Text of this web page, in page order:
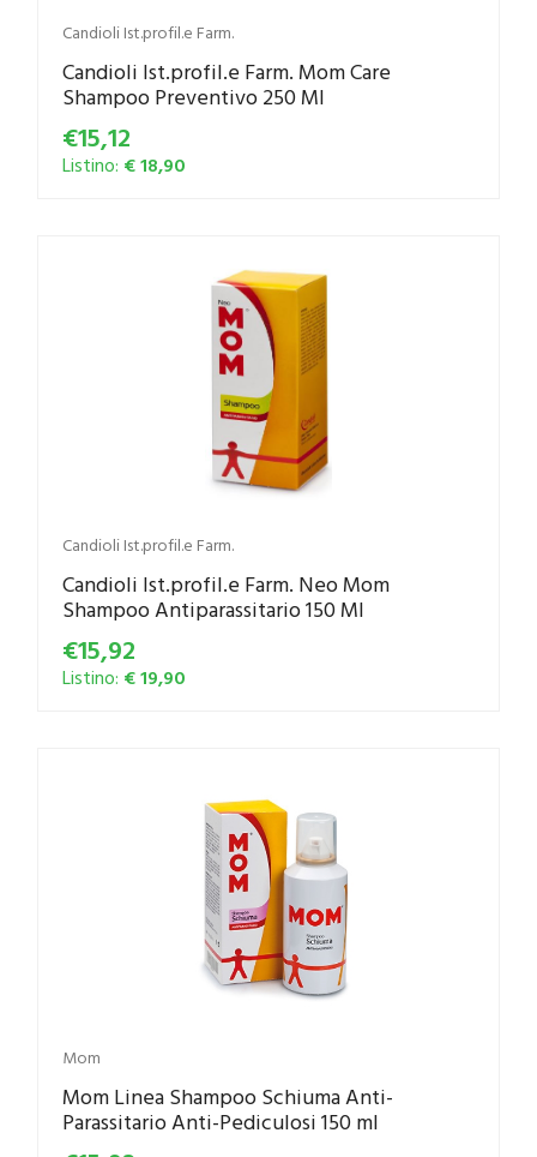
Candioli Ist.profil.e Farm.
Candioli Ist.profil.e Farm. Mom Care
Shampoo Preventivo 250 Ml
€15,12
Listino: € 18,90
Candioli Ist.profil.e Farm.
Candioli Ist.profil.e Farm. Neo Mom
Shampoo Antiparassitario 150 Ml
€15,92
Listino: € 19,90
Mom
Mom Linea Shampoo Schiuma Anti-
Parassitario Anti-Pediculosi 150 ml